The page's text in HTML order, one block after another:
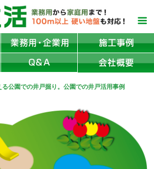
公園での井戸掘り。公園での井戸活用事例